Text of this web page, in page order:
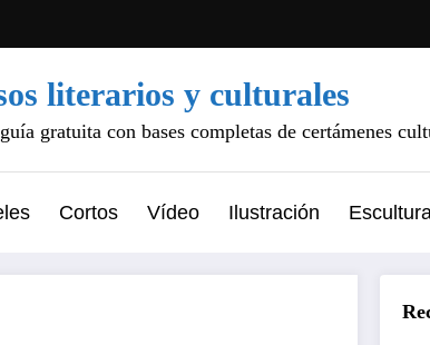
literarios y culturales
gratuita con bases completas de certámenes
Cortos Vídeo Ilustración